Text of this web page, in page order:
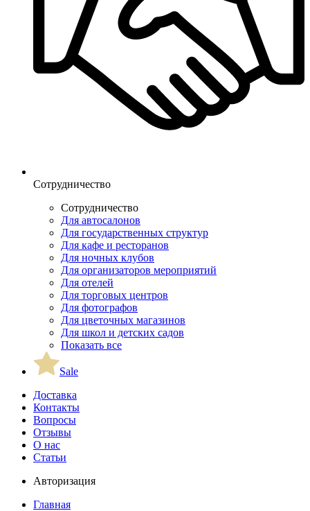
Сотрудничество
Сотрудничество
Для автосалонов
Для государственных структур
Для кафе и ресторанов
Для ночных клубов
Для организаторов мероприятий
Для отелей
Для торговых центров
Для фотографов
Для цветочных магазинов
Для школ и детских садов
Показать все
Sale
Доставка
Контакты
Вопросы
Отзывы
О нас
Статьи
Авторизация
Главная